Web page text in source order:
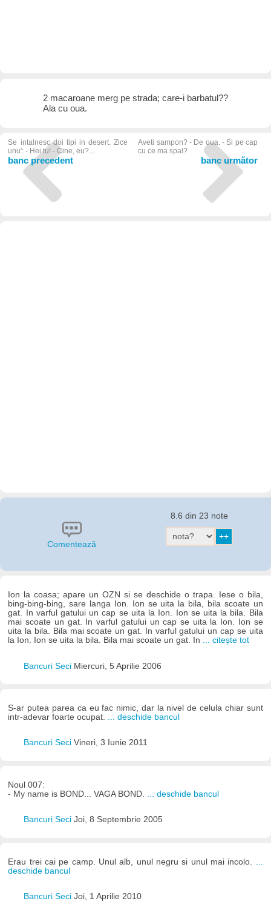
2 macaroane merg pe strada; care-i barbatul??
Ala cu oua.
Se intalnesc doi tipi in desert. Zice
unu': - Hei tu! - Cine, eu?...
banc precedent
Aveti sampon? - De oua. - Si pe cap
cu ce ma spal?
banc următor
Comentează
8.6 din 23 note
Ion la coasa; apare un OZN si se deschide o trapa. Iese o bila,
bing-bing-bing, sare langa Ion. Ion se uita la bila, bila scoate un
gat. In varful gatului un cap se uita la Ion. Ion se uita la bila. Bila
mai scoate un gat. In varful gatului un cap se uita la Ion. Ion se
uita la bila. Bila mai scoate un gat. In varful gatului un cap se uita
la Ion. Ion se uita la bila. Bila mai scoate un gat. In ... citește tot
Bancuri Seci Miercuri, 5 Aprilie 2006
S-ar putea parea ca eu fac nimic, dar la nivel de celula chiar sunt
intr-adevar foarte ocupat. ... deschide bancul
Bancuri Seci Vineri, 3 Iunie 2011
Noul 007:
- My name is BOND... VAGA BOND.
... deschide bancul
Bancuri Seci Joi, 8 Septembrie 2005
Erau trei cai pe camp. Unul alb, unul negru si unul mai incolo.
deschide bancul
Bancuri Seci Joi, 1 Aprilie 2010